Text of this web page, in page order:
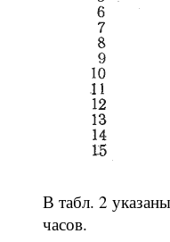
В табл. 2
часов.